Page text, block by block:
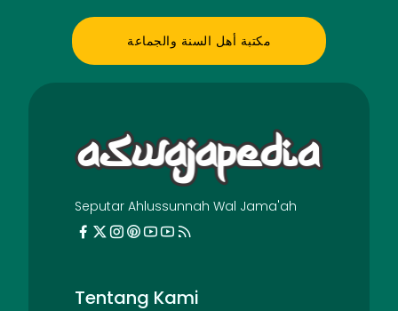
مكتبة أهل السنة والجماعة
Seputar Ahlussunnah Wal Jama'ah
Tentang Kami